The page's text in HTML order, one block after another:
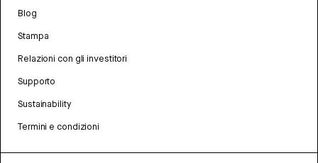
Blog
Stampa
Relazioni con gli investitori
Supporto
Sustainability
Termini e condizioni